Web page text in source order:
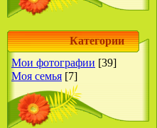
Категории
Мои фотографии [39]
Моя семья [7]